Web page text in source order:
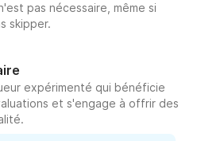
pas nécessaire, même si
skipper.
expérimenté qui bénéficie
et s'engage à offrir des